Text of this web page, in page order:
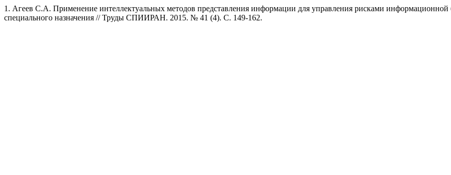
1. Агеев С.А. Применение интеллектуальных методов представления информации для управления рисками информационной
специального назначения // Труды СПИИРАН. 2015. № 41 (4). C. 149-162.